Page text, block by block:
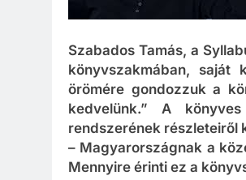
Szabados Tamás, a
könyvszakmában, saját
örömére gondozzuk a
kedvelünk.” A
rendszerének részleteiről
– Magyarországnak a
Mennyire érinti ez a